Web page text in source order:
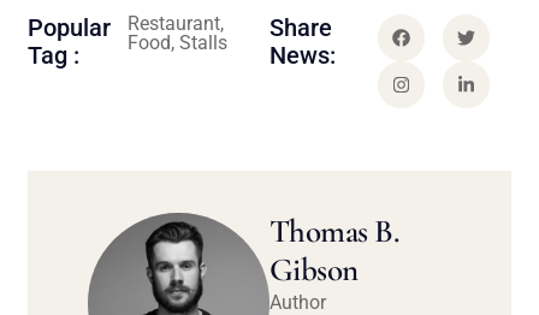
Popular
Tag :
Restaurant,
Food, Stalls
Share
News:
Thomas B.
Gibson
Author